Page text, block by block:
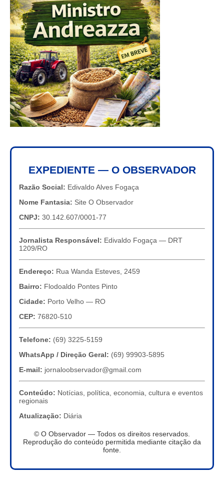
EXPEDIENTE — O OBSERVADOR
Razão Social: Edivaldo Alves Fogaça
Nome Fantasia: Site O Observador
CNPJ: 30.142.607/0001-77
Jornalista Responsável: Edivaldo Fogaça — DRT
1209/RO
Endereço: Rua Wanda Esteves, 2459
Bairro: Flodoaldo Pontes Pinto
Cidade: Porto Velho — RO
CEP: 76820-510
Telefone: (69) 3225-5159
WhatsApp / Direção Geral: (69) 99903-5895
E-mail: jornaloobservador@gmail.com
Conteúdo: Notícias, política, economia, cultura e eventos
regionais
Atualização: Diária
© O Observador — Todos os direitos reservados.
Reprodução do conteúdo permitida mediante citação da
fonte.